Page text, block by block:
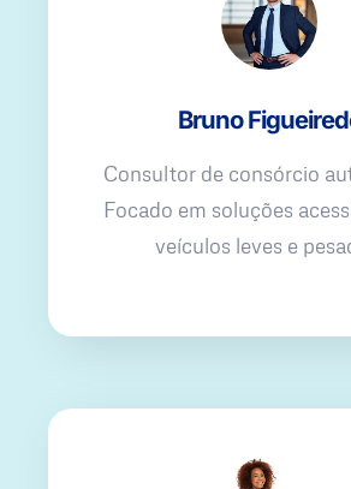
Bruno
Consultor de consórcio
Focado em soluções
veículos leves e